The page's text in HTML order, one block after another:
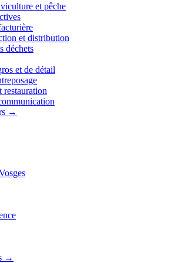
et pêche
et distribution
déchets
et de détail
restauration
→
→